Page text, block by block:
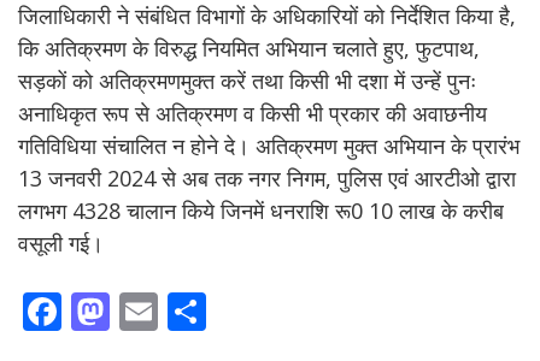
जिलाधिकारी ने संबंधित विभागों के अधिकारियों को निर्देशित किया है,
कि अतिक्रमण के विरुद्ध नियमित अभियान चलाते हुए, फुटपाथ,
सड़कों को अतिक्रमणमुक्त करें तथा किसी भी दशा में उन्हें पुनः
अनाधिकृत रूप से अतिक्रमण व किसी भी प्रकार की अवाछनीय
गतिविधिया संचालित न होने दे। अतिक्रमण मुक्त अभियान के प्रारंभ
13 जनवरी 2024 से अब तक नगर निगम, पुलिस एवं आरटीओ द्वारा
लगभग 4328 चालान किये जिनमें धनराशि रू0 10 लाख के करीब
वसूली गई।
F M E